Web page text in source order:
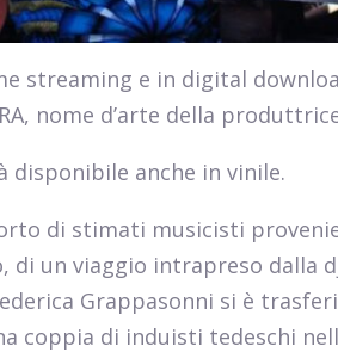
streaming e in digital
nome d’arte della produttrice
disponibile anche in vinile.
di stimati musicisti
di un viaggio intrapreso dalla
Grappasonni si è
coppia di induisti tedeschi